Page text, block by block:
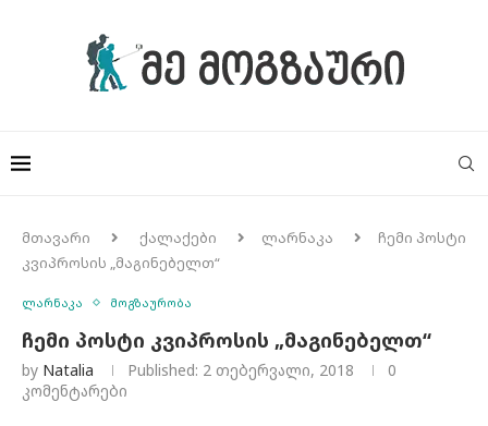
მთავარი ქალაქები ლარნაკა
ჩემი პოსტი
კვიპროსის „მაგინებელთ“
ლარნაკა მოგზაურობა
ჩემი პოსტი კვიპროსის „მაგინებელთ“
by Natalia Published: 2 თებერვალი, 2018
0
კომენტარები